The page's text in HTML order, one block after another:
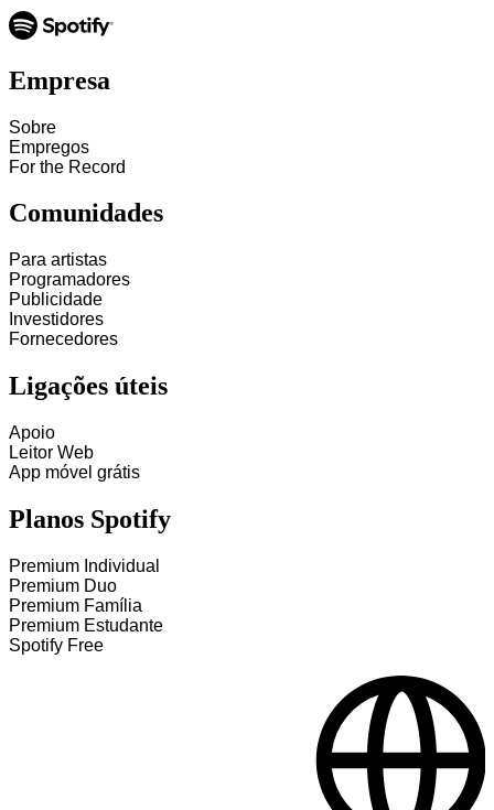
Empresa
Sobre
Empregos
For the Record
Comunidades
Para artistas
Programadores
Publicidade
Investidores
Fornecedores
Ligações úteis
Apoio
Leitor Web
App móvel grátis
Planos Spotify
Premium Individual
Premium Duo
Premium Família
Premium Estudante
Spotify Free